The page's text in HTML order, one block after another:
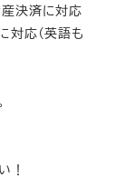
決済に対応
対応（英語も
！